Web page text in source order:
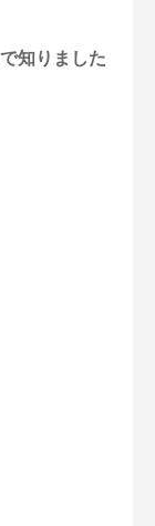
知りました